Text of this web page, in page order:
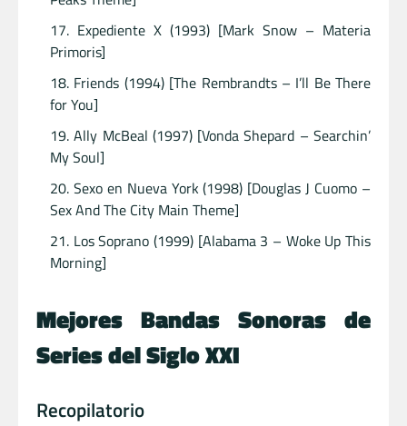
Expediente X (1993) [Mark Snow – Materia
Primoris]
Friends (1994) [The Rembrandts – I’ll Be There
for You]
Ally McBeal (1997) [Vonda Shepard – Searchin’
My Soul]
Sexo en Nueva York (1998) [Douglas J Cuomo –
Sex And The City Main Theme]
Los Soprano (1999) [Alabama 3 – Woke Up This
Morning]
Mejores Bandas Sonoras de
Series del Siglo XXI
Recopilatorio